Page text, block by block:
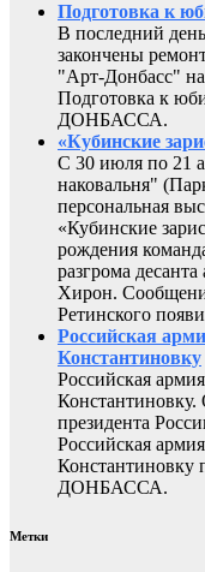
Подготовка к
В последний
закончены
"Арт-Донбасс"
Подготовка к
ДОНБАССА.
«Кубинские
С 30 июля по 21
наковальня"
персональная
«Кубинские
рождения
разгрома
Хирон.
Ретинского
Российская
Константиновку
Российская
Константиновку.
президента
Российская
Константиновку
ДОНБАССА.
Метки